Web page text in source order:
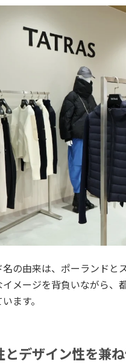
名の由来は、ポーランドと
イメージを背負いながら、
ます。
とデザイン性を兼